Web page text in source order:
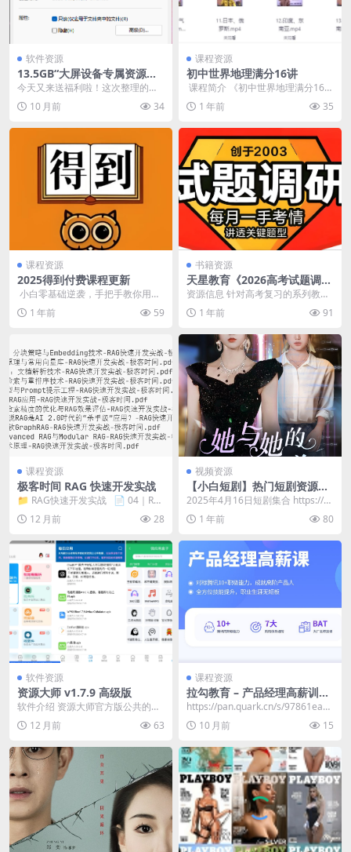
软件资源
13.5GB“大屏设备专属资源
包”，全部归类整理得明明白白
今天又来送福利啦！这次整理的可
是不少朋友在找的——“大屏设备专
属资源包”📦 整整...
10 月前 34
课程资源
初中世界地理满分16讲
​ 课程简介 《初中世界地理满分16
讲》由诸葛学堂专业团队打造，
以”...1 年前 35
课程资源
2025得到付费课程更新
​ 小白零基础逆袭，手把手教你用设
计副业月入1万 课程涵盖个人IP打
造秘籍，助你...
1 年前 59
书籍资源
天星教育《2026高考试题调研
·第一辑 (全九科) 》
资源信息 针对高考复习的系列教辅
资料，全年计划出版10辑，按月份
分阶段解析考情。...
1 年前 91
课程资源
极客时间 RAG 快速开发实战
📁 RAG快速开发实战 📄 04｜RA
G索引（二）：分块策略与Em...
12 月前 28
视频资源
【小白短剧】热门短剧资源免
费分享2025年4月16日
2025年4月16日短剧集合 https://p
an.quark.cn/s/f9...
1 年前 80
软件资源
资源大师 v1.7.9 高级版
软件介绍 资源大师官方版公共的资
源还有实用的工具箱可以使用，这
里有着本地的数据可...
12 月前 63
课程资源
拉勾教育 – 产品经理高薪训练
营
https://pan.quark.cn/s/97861ead7
52e​
10 月前 15